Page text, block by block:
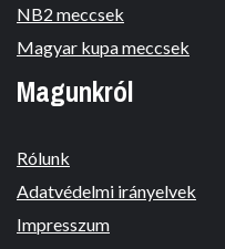
NB2 meccsek
Magyar kupa meccsek
Magunkról
Rólunk
Adatvédelmi irányelvek
Impresszum